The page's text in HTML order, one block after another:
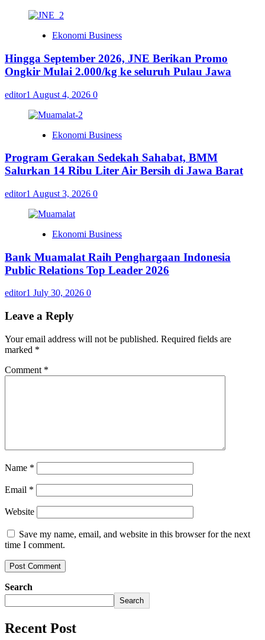
Ekonomi Business
Hingga September 2026, JNE Berikan Promo
Ongkir Mulai 2.000/kg ke seluruh Pulau Jawa
editor1 August 4, 2026 0
Ekonomi Business
Program Gerakan Sedekah Sahabat, BMM
Salurkan 14 Ribu Liter Air Bersih di Jawa Barat
editor1 August 3, 2026 0
Ekonomi Business
Bank Muamalat Raih Penghargaan Indonesia
Public Relations Top Leader 2026
editor1 July 30, 2026 0
Leave a Reply
Your email address will not be published. Required fields are
marked *
Comment *
Name *
Email *
Website
Save my name, email, and website in this browser for the next
time I comment.
Search
Search
Recent Post